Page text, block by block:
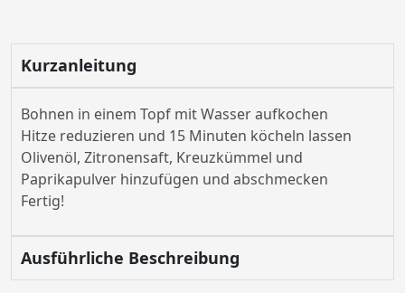
Kurzanleitung
Bohnen in einem Topf mit Wasser aufkochen
Hitze reduzieren und 15 Minuten köcheln lassen
Olivenöl, Zitronensaft, Kreuzkümmel und
Paprikapulver hinzufügen und abschmecken
Fertig!
Ausführliche Beschreibung